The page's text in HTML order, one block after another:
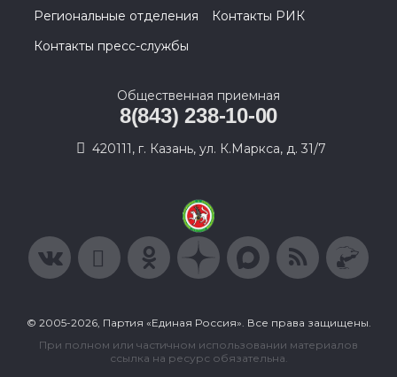
Региональные отделения
Контакты РИК
Контакты пресс-службы
Общественная приемная
8(843) 238-10-00
420111, г. Казань, ул. К.Маркса, д. 31/7
© 2005-2026, Партия «Единая Россия». Все права защищены.
При полном или частичном использовании материалов
ссылка на ресурс обязательна.